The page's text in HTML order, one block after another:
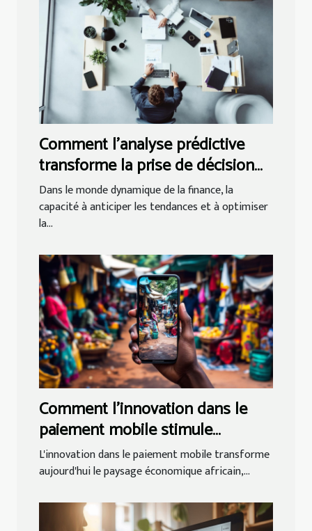
Comment l'analyse prédictive
transforme la prise de décision
financière ?
Dans le monde dynamique de la finance, la
capacité à anticiper les tendances et à optimiser
la...
Comment l'innovation dans le
paiement mobile stimule
l'économie africaine ?
L'innovation dans le paiement mobile transforme
aujourd'hui le paysage économique africain,...